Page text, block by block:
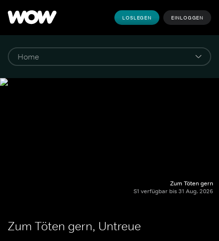
LOSLEGEN EINLOGGEN
Zum Töten gern
S1 verfügbar bis 31 Aug. 2026
Zum Töten gern, Untreue